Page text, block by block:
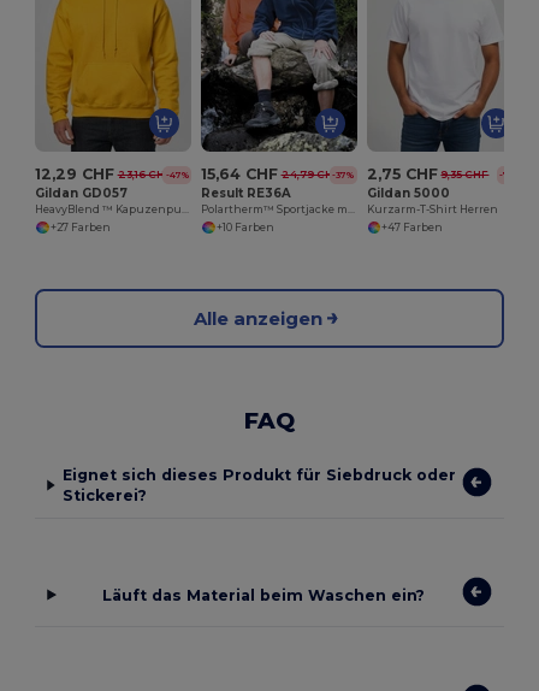
12,29 CHF 23,16 CHF-47%
Gildan GD057
HeavyBlend ™ Kapuzenpullover Herren
+27 Farben
15,64 CHF 24,79 CHF-37%
Result RE36A
Polartherm™ Sportjacke mit Stretch und Komfort
+10 Farben
2,75 CHF 9,35 CHF -71%
Gildan 5000
Kurzarm-T-Shirt Herren
+47 Farben
Alle anzeigen
FAQ
Eignet sich dieses Produkt für Siebdruck oder
Stickerei?
Läuft das Material beim Waschen ein?